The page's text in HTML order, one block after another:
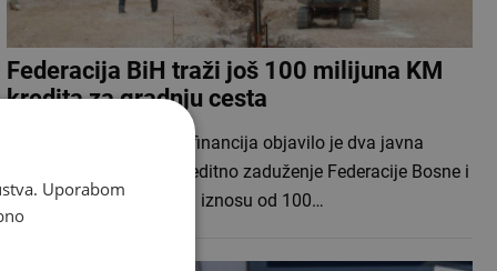
Federacija BiH traži još 100 milijuna KM
kredita za gradnju cesta
Federalno ministarstvo financija objavilo je dva javna
poziva za dugoročno kreditno zaduženje Federacije Bosne i
Hercegovine u ukupnom iznosu od 100…
Uporabom